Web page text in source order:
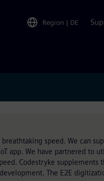
Region | DE
speed. We can
app. We have partnered to
Codestryke supplements
The E2E